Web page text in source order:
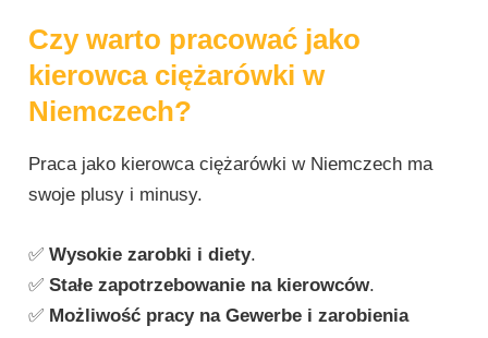
Czy warto pracować jako
kierowca ciężarówki w
Niemczech?
Praca jako kierowca ciężarówki w Niemczech ma
swoje plusy i minusy.
✅Wysokie zarobki i diety.
✅Stałe zapotrzebowanie na kierowców.
✅ Możliwość pracy na Gewerbe i zarobienia